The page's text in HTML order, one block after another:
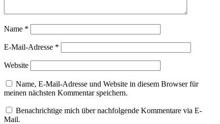
Name *
E-Mail-Adresse *
Website
Name, E-Mail-Adresse und Website in diesem Browser für
meinen nächsten Kommentar speichern.
Benachrichtige mich über nachfolgende Kommentare via E-
Mail.